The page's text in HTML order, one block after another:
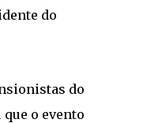
do
do
o evento